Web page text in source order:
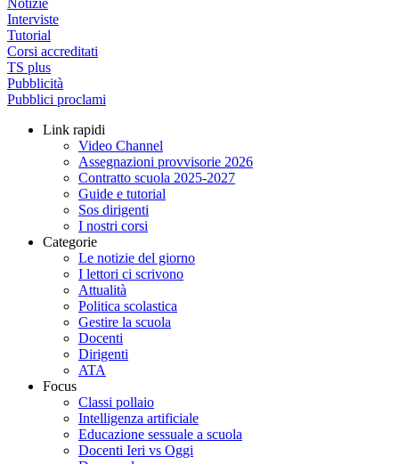
Notizie
Interviste
Tutorial
Corsi accreditati
TS plus
Pubblicità
Pubblici proclami
Link rapidi
Video Channel
Assegnazioni provvisorie 2026
Contratto scuola 2025-2027
Guide e tutorial
Sos dirigenti
I nostri corsi
Categorie
Le notizie del giorno
I lettori ci scrivono
Attualità
Politica scolastica
Gestire la scuola
Docenti
Dirigenti
ATA
Focus
Classi pollaio
Intelligenza artificiale
Educazione sessuale a scuola
Docenti Ieri vs Oggi